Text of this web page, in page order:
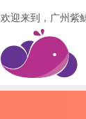
欢迎来到，广州紫